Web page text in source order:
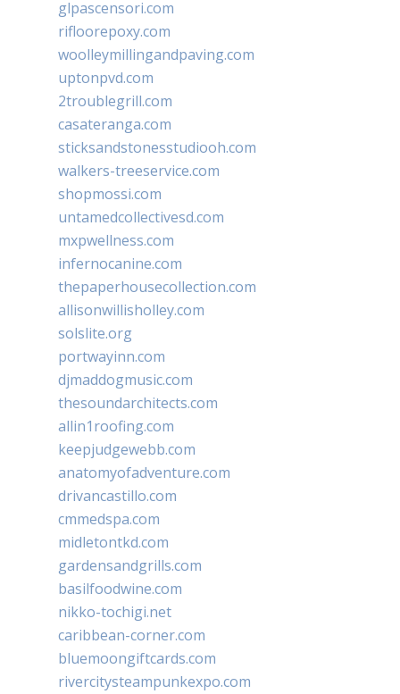
glpascensori.com
rifloorepoxy.com
woolleymillingandpaving.com
uptonpvd.com
2troublegrill.com
casateranga.com
sticksandstonesstudiooh.com
walkers-treeservice.com
shopmossi.com
untamedcollectivesd.com
mxpwellness.com
infernocanine.com
thepaperhousecollection.com
allisonwillisholley.com
solslite.org
portwayinn.com
djmaddogmusic.com
thesoundarchitects.com
allin1roofing.com
keepjudgewebb.com
anatomyofadventure.com
drivancastillo.com
cmmedspa.com
midletontkd.com
gardensandgrills.com
basilfoodwine.com
nikko-tochigi.net
caribbean-corner.com
bluemoongiftcards.com
rivercitysteampunkexpo.com